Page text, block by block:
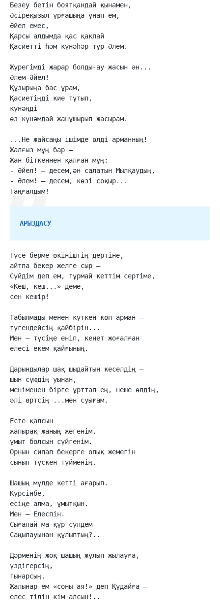
Безеу бетін боятқандай қынамен,
Әсіреқызыл ұрғашыңа ұнап ем,
Әйел емес,
Қарсы алдымда қас қақпай
Қасиетті һәм күнәһәр тұр Әлем.
Жүрегімді жарар болды-ау жасын ән...
Әлем-Әйел!
Құзырыңа бас ұрам,
Қасиетіңді кие тұтып,
күнәңді
өз күнәмдай жанұшырып жасырам.
...Не жайсаңы ішімде өлді арманның!
Жалғыз мұң бар –
Жан біткеннен қалған мұң:
- Әйел! – десем,ән салатын Мылқаудың,
- Әлем! – десем, көзі соқыр...
Таңғалдым!
АРЫЗДАСУ
Түсе берме өкініштің дертіне,
айтпа бекер желге сыр –
Сүйдім деп ем, тұрмай кеттім сертіме,
«Кеш, кеш...» деме,
сен кешір!
Табылмады менен күткен көп арман –
түгендейсің қайбірін...
Мен – түсіңе еніп, кенет жоғалған
елесі екем қайғының.
Дарындылар шақ шыдайтын кеселдің –
шын сүюдің уынан,
меніменен бірге ұрттап ең, неше өлдің,
әлі өртсің ...мен суығам.
Есте қалсын
жапырақ-жаның жегенім,
ұмыт болсын сүйгенім.
Орнын сипап бекерге опық жемегін
сынып түскен түйменің.
Шашың мүлде кетті ағарып.
Күрсінбе,
есіңе алма, ұмытқын.
Мен – Елеспін.
Сығалай ма құр сүлдем
Саңылауынан құлыптың?..
Дәрменің жоқ шашың жұлып жылауға,
үздігерсің,
тынарсың.
Жалынар ем «соны ая!» деп Құдайға –
елес тілін кім алсын!..